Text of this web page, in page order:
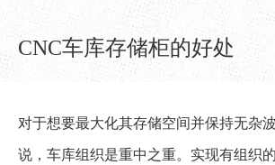
CNC车库存储柜的好处
对于想要最大化其存储空间并保持无杂
说，车库组织是重中之重。实现有组织